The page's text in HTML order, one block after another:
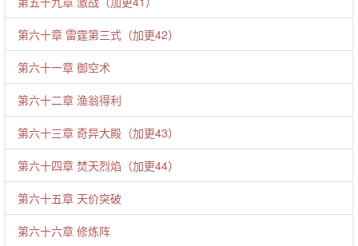
第六十章 雷霆第三式（加更42）
第六十一章 御空术
第六十二章 渔翁得利
第六十三章 奇异大殿（加更43）
第六十四章 焚天烈焰（加更44）
第六十五章 天价突破
第六十六章 修炼阵